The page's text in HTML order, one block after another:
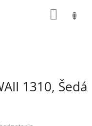
1310, Šedá